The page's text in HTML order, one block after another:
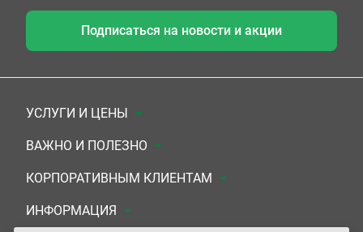
Подписаться на новости и акции
УСЛУГИ И ЦЕНЫ
Анализы
Комплексы
УЗИ
ВАЖНО И ПОЛЕЗНО
Документы для заключения договора
Система скидок
КОРПОРАТИВНЫМ КЛИЕНТАМ
Медицинским организациям
ИНФОРМАЦИЯ